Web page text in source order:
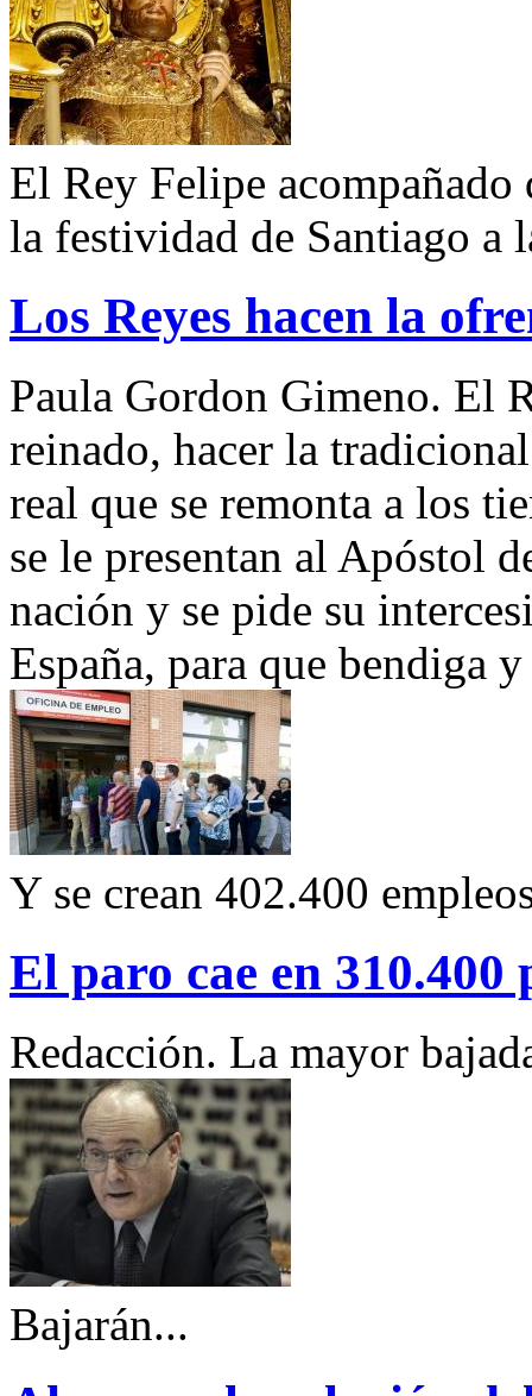
El Rey Felipe
la festividad de Santiago a
Los Reyes hacen la
Paula Gordon Gimeno. El
reinado, hacer la
real que se remonta a los
se le presentan al Apóstol
nación y se pide su
España, para que bendiga
Y se crean 402.400
El paro cae en 310.400
Redacción. La mayor
Bajarán...